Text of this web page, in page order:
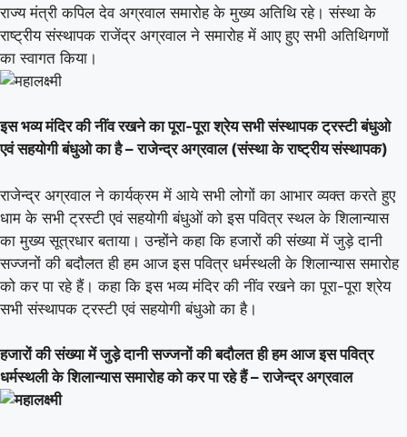
राज्य मंत्री कपिल देव अग्रवाल समारोह के मुख्य अतिथि रहे। संस्था के
राष्ट्रीय संस्थापक राजेंद्र अग्रवाल ने समारोह में आए हुए सभी अतिथिगणों
का स्वागत किया।
इस भव्य मंदिर की नींव रखने का पूरा-पूरा श्रेय सभी संस्थापक ट्रस्टी बंधुओ
एवं सहयोगी बंधुओ का है – राजेन्द्र अग्रवाल (संस्था के राष्ट्रीय संस्थापक)
राजेन्द्र अग्रवाल ने कार्यक्रम में आये सभी लोगों का आभार व्यक्त करते हुए
धाम के सभी ट्रस्टी एवं सहयोगी बंधुओं को इस पवित्र स्थल के शिलान्यास
का मुख्य सूत्रधार बताया। उन्होंने कहा कि हजारों की संख्या में जुड़े दानी
सज्जनों की बदौलत ही हम आज इस पवित्र धर्मस्थली के शिलान्यास समारोह
को कर पा रहे हैं। कहा कि इस भव्य मंदिर की नींव रखने का पूरा-पूरा श्रेय
सभी संस्थापक ट्रस्टी एवं सहयोगी बंधुओ का है।
हजारों की संख्या में जुड़े दानी सज्जनों की बदौलत ही हम आज इस पवित्र
धर्मस्थली के शिलान्यास समारोह को कर पा रहे हैं – राजेन्द्र अग्रवाल